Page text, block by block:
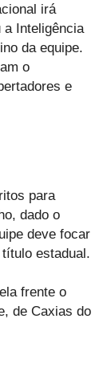
irá
a Inteligência
da equipe.
o
e
para
dado o
deve focar
estadual.
frente o
de Caxias do